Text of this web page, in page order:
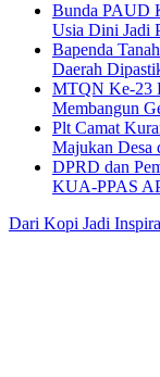
Bunda PAUD
Usia Dini Jadi
Bapenda
Daerah
MTQN Ke-23
Membangun
Plt Camat
Majukan Desa
DPRD dan
KUA-PPAS
Dari Kopi Jadi